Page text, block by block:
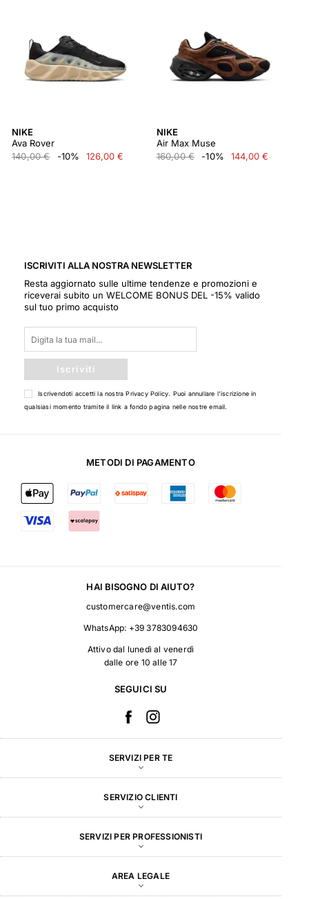
NIKE
Ava Rover
140,00 €
-10% 126,00 €
NIKE
Air Max Muse
160,00 €
-10% 144,00 €
ISCRIVITI ALLA NOSTRA NEWSLETTER
Resta aggiornato sulle ultime tendenze e promozioni e
riceverai subito un WELCOME BONUS DEL -15% valido
sul tuo primo acquisto
Iscriviti
Iscrivendoti accetti la nostraPrivacy Policy . Puoi annullare l'iscrizione in
qualsiasi momento tramite il link a fondo pagina nelle nostre email.
METODI DI PAGAMENTO
HAI BISOGNO DI AIUTO?
customercare@ventis.com
WhatsApp: +39 3783094630
Attivo dal lunedì al venerdì
dalle ore 10 alle 17
SEGUICI SU
SERVIZI PER TE
SERVIZIO CLIENTI
SERVIZI PER PROFESSIONISTI
AREA LEGALE